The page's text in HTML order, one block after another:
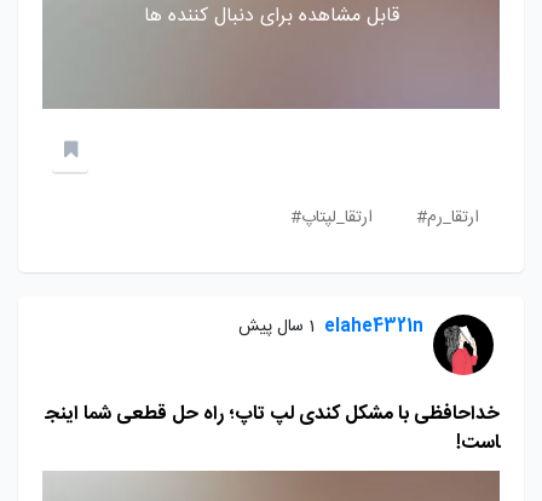
قابل مشاهده برای دنبال کننده ها
ارتقا_رم# ارتقا_لپتاپ#
elahe4321n 1 سال پیش
خداحافظی با مشکل کندی لپ تاپ؛ راه حل قطعی شما اینج
است!